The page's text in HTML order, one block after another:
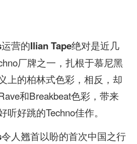
运营的Ilian Tape绝对是近几
厂牌之一，扎根于慕尼黑
上的柏林式色彩，相反，却
和Breakbeat色彩，带来
好跳的Techno佳作。
令人翘首以盼的首次中国之行